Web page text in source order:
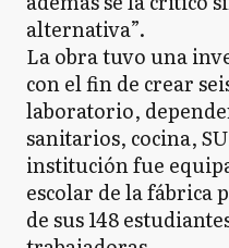
alternativa”.
La obra tuvo una
con el fin de crear
laboratorio,
sanitarios, cocina,
institución fue
escolar de la fábrica
de sus 148